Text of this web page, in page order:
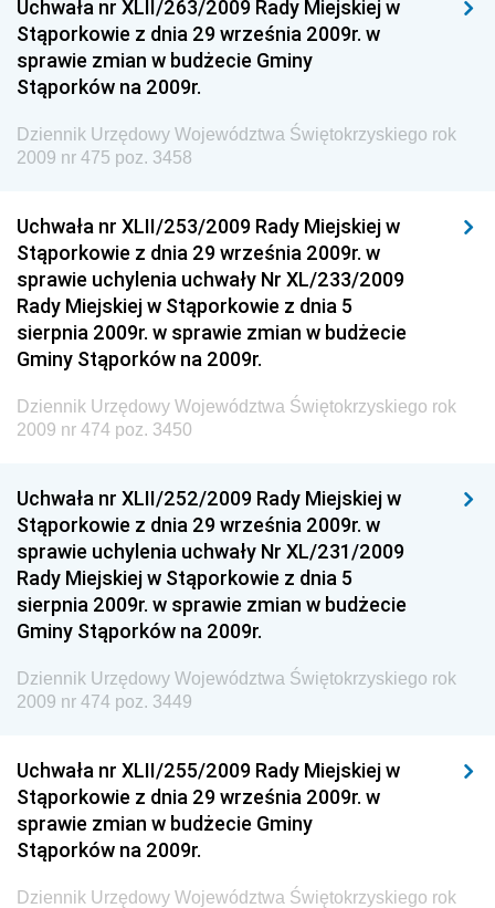
Dziennik Urzędowy Ministra Sprawiedliwości
Dziennik Urzędowy Ministra Rozwoju i Finansów
Dziennik Urzędowy Wyższego Urzędu Górniczego
Dziennik Urzędowy Prezesa Urzędu Transportu
Kolejowego
Technologii
Dziennik Urzędowy Ministra Inwestycji i Rozwoju
Dziennik Urzędowy Naczelnego Dyrektora Archiwów
Państwowych
Dziennik Urzędowy Ministra Finansów, Inwestycji i
Dziennik Urzędowy Ministra Klimatu
Dziennik Urzędowy Ministra Funduszy i Polityki
Regionalnej
Dziennik Urzędowy Ministra Aktywów Państwowych
Dziennik Urzędowy Ministra Zdrowia
Dziennik Urzędowy Ministra Środowiska i Głównego
Dziennik Urzędowy Ministra Klimatu i Środowiska
Narodowego i Sportu
Dziennik Urzędowy Ministra Finansów, Funduszy i
Polityki Regionalnej
Dziennik Urzędowy Ministra Rozwoju, Pracy i
Technologii
Uchwała nr XLII/263/2009 Rady Miejskiej w
Stąporkowie z dnia 29 września 2009r. w
sprawie zmian w budżecie Gminy
Stąporków na 2009r.
Dziennik Urzędowy Województwa Świętokrzyskiego rok
2009 nr 475 poz. 3458
Uchwała nr XLII/253/2009 Rady Miejskiej w
Stąporkowie z dnia 29 września 2009r. w
sprawie uchylenia uchwały Nr XL/233/2009
Rady Miejskiej w Stąporkowie z dnia 5
sierpnia 2009r. w sprawie zmian w budżecie
Gminy Stąporków na 2009r.
Dziennik Urzędowy Województwa Świętokrzyskiego rok
2009 nr 474 poz. 3450
Uchwała nr XLII/252/2009 Rady Miejskiej w
Stąporkowie z dnia 29 września 2009r. w
sprawie uchylenia uchwały Nr XL/231/2009
Rady Miejskiej w Stąporkowie z dnia 5
sierpnia 2009r. w sprawie zmian w budżecie
Gminy Stąporków na 2009r.
Dziennik Urzędowy Województwa Świętokrzyskiego rok
2009 nr 474 poz. 3449
Uchwała nr XLII/255/2009 Rady Miejskiej w
Stąporkowie z dnia 29 września 2009r. w
sprawie zmian w budżecie Gminy
Stąporków na 2009r.
Dziennik Urzędowy Województwa Świętokrzyskiego rok